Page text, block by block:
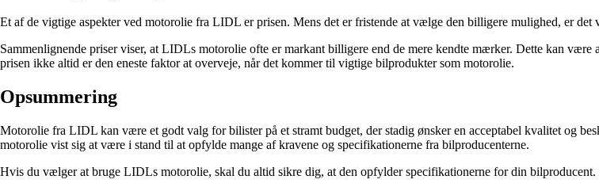
Et af de vigtige aspekter ved motorolie fra LIDL er prisen. Mens det er fristende at vælge den billigere mulighed, er
Sammenlignende priser viser, at LIDLs motorolie ofte er markant billigere end de mere kendte mærker. Dette kan
prisen ikke altid er den eneste faktor at overveje, når det kommer til vigtige bilprodukter som motorolie.
Opsummering
Motorolie fra LIDL kan være et godt valg for bilister på et stramt budget, der stadig ønsker en acceptabel kvalitet og
motorolie vist sig at være i stand til at opfylde mange af kravene og specifikationerne fra bilproducenterne.
Hvis du vælger at bruge LIDLs motorolie, skal du altid sikre dig, at den opfylder specifikationerne for din